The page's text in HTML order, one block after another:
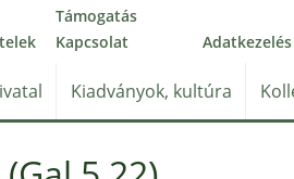
Támogatás
Kapcsolat Adatkezelés
Kiadványok, kultúra